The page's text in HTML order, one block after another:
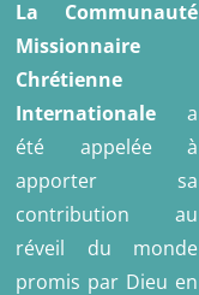
La Communauté
Missionnaire
Chrétienne
Internationale
a
été appelée à
apporter sa
contribution au
réveil du monde
promis par Dieu en